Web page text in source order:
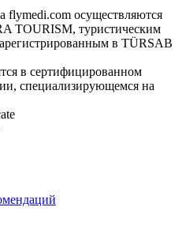
осуществляются
TOURISM, туристическим
в TÜRSAB
в сертифицированном
специализирующемся на